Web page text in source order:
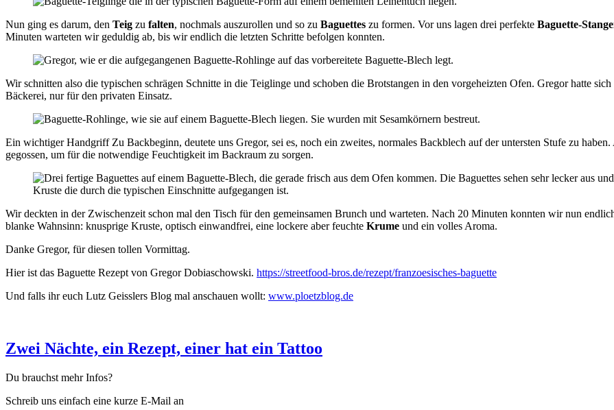
Nun ging es darum, den Teig zu falten, nochmals auszurollen und so zu Baguettes zu formen. Vor uns lagen drei perfekte Baguette-
Minuten warteten wir geduldig ab, bis wir endlich die letzten Schritte befolgen konnten.
Wir schnitten also die typischen schrägen Schnitte in die Teiglinge und schoben die Brotstangen in den vorgeheizten Ofen. Gregor hatte
Bäckerei, nur für den privaten Einsatz.
Ein wichtiger Handgriff Zu Backbeginn, deutete uns Gregor, sei es, noch ein zweites, normales Backblech auf der untersten Stufe zu
gegossen, um für die notwendige Feuchtigkeit im Backraum zu sorgen.
Wir deckten in der Zwischenzeit schon mal den Tisch für den gemeinsamen Brunch und warteten. Nach 20 Minuten konnten wir nun
blanke Wahnsinn: knusprige Kruste, optisch einwandfrei, eine lockere aber feuchte Krume und ein volles Aroma.
Danke Gregor, für diesen tollen Vormittag.
Hier ist das Baguette Rezept von Gregor Dobiaschowski. https://streetfood-bros.de/rezept/franzoesisches-baguette
Und falls ihr euch Lutz Geisslers Blog mal anschauen wollt: www.ploetzblog.de
Zwei Nächte, ein Rezept, einer hat ein Tattoo
Du brauchst mehr Infos?
Schreib uns einfach eine kurze E-Mail an